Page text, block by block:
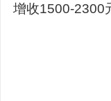
增收1500-2300